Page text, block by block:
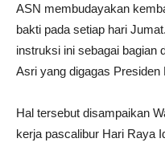
ASN membudayakan
bakti pada setiap hari
instruksi ini sebagai bagian
Asri yang digagas Presiden
Hal tersebut disampaikan
kerja pascalibur Hari Raya